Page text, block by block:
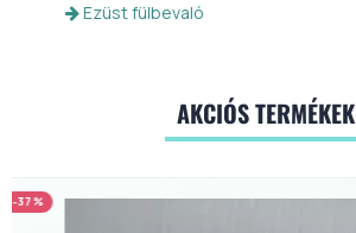
Ezüst fülbevaló
AKCIÓS TERMÉKEK